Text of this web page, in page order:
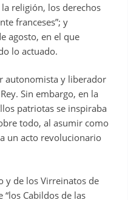
religión, los derechos
franceses”; y
agosto, en el que
lo actuado.
autonomista y liberador
Sin embargo, en la
patriotas se inspiraba
todo, al asumir como
un acto revolucionario
y de los Virreinatos de
Cabildos de las